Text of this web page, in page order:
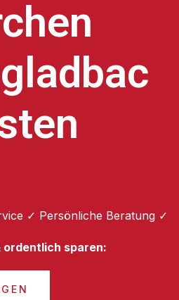
✓ Persönliche Beratung ✓
sparen: